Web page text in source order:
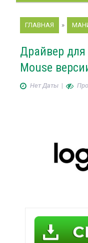
ГЛАВНАЯ »
Драйвер для
Mouse
Нет Даты|